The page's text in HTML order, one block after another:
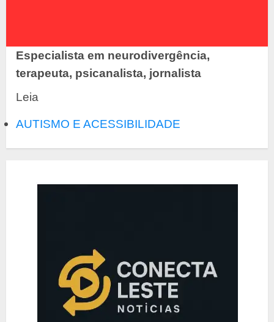
Especialista em neurodivergência,
terapeuta, psicanalista, jornalista
Leia
AUTISMO E ACESSIBILIDADE